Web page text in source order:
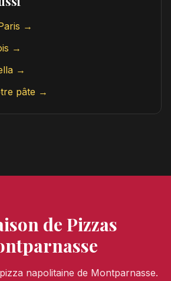
→
→
→
pâte →
de Pizzas
napolitaine de Montparnasse.